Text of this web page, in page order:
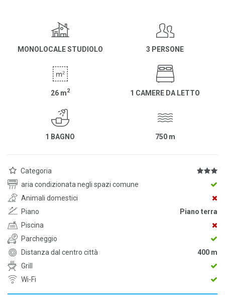
MONOLOCALE STUDIOLO 3 PERSONE
26 m2 1 CAMERE DA LETTO
1 BAGNO 750 m
Categoria
aria condizionata negli spazi comune
Animali domestici
Piano
Piano terra
Piscina
Parcheggio
Distanza dal centro città
400 m
Grill
Wi-Fi